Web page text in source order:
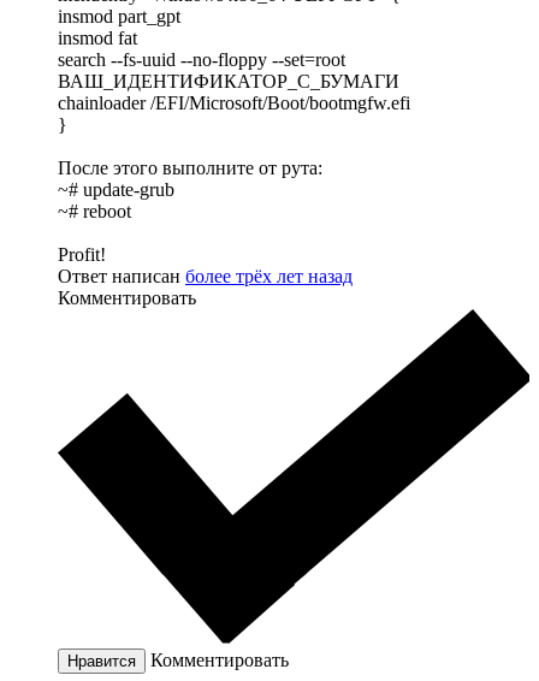
insmod part_gpt
insmod fat
search --fs-uuid --no-floppy --set=root
ВАШ_ИДЕНТИФИКАТОР_С_БУМАГИ
chainloader /EFI/Microsoft/Boot/bootmgfw.efi
}
После этого выполните от рута:
~# update-grub
~# reboot
Profit!
Ответ написан более трёх лет назад
Комментировать
Нравится Комментировать